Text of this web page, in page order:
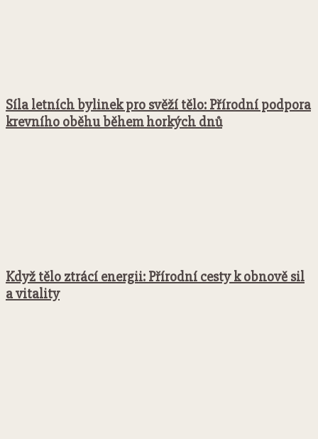
Síla letních bylinek pro svěží tělo: Přírodní podpora
krevního oběhu během horkých dnů
Když tělo ztrácí energii: Přírodní cesty k obnově sil
a vitality